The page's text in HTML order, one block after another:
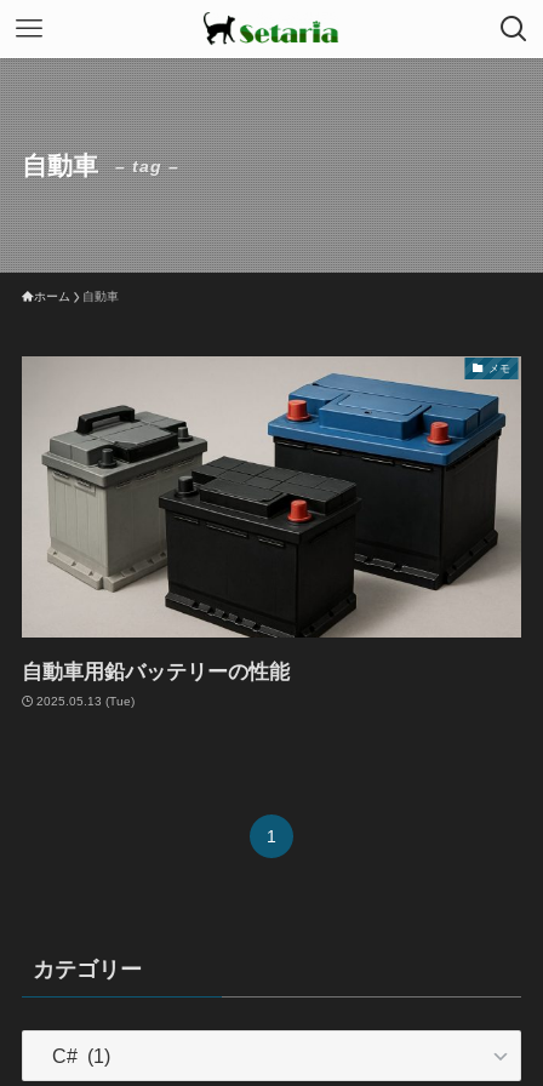
自動車 – tag –
ホーム 自動車
メモ
自動車用鉛バッテリーの性能
2025.05.13 (Tue)
1
カテゴリー
テ